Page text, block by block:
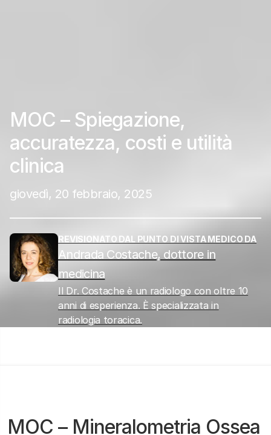
MOC – Spiegazione,
accuratezza, costi e utilità
clinica
giovedì, 20 febbraio, 2025
REVISIONATO DAL PUNTO DI VISTA MEDICO DA
Andrada Costache, dottore in
medicina
Il Dr. Costache è un radiologo con oltre 10
anni di esperienza. È specializzata in
radiologia toracica.
MOC – Mineralometria Ossea